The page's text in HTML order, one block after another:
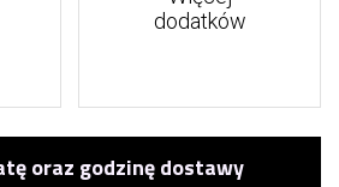
dodatków